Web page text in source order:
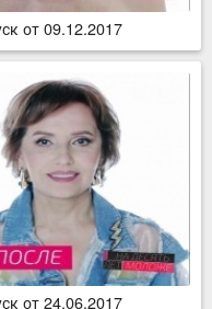
от 09.12.2017
от 24.06.2017